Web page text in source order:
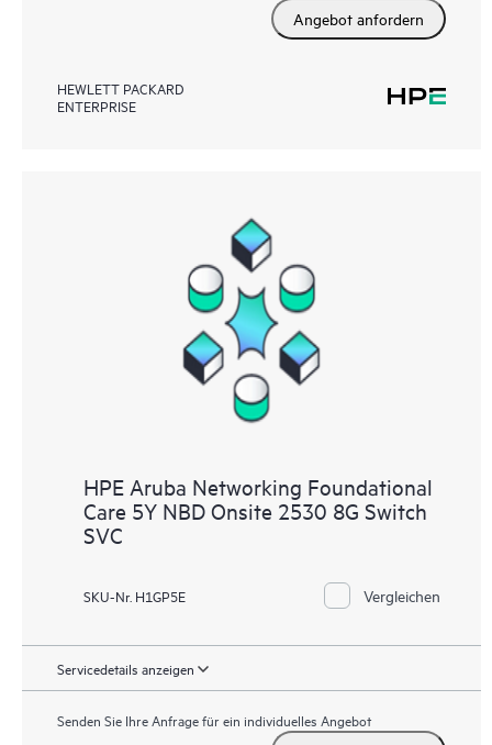
Angebot anfordern
HEWLETT PACKARD
ENTERPRISE
HPE Aruba Networking Foundational
Care 5Y NBD Onsite 2530 8G Switch
SVC
SKU-Nr. H1GP5E Vergleichen
Servicedetails anzeigen
Senden Sie Ihre Anfrage für ein individuelles Angebot